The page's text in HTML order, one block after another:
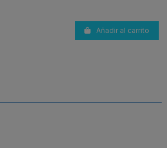
Añadir al carrito